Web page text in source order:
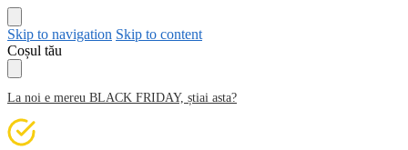
Skip to navigation Skip to content
Coșul tău
La noi e mereu BLACK FRIDAY, știai asta?